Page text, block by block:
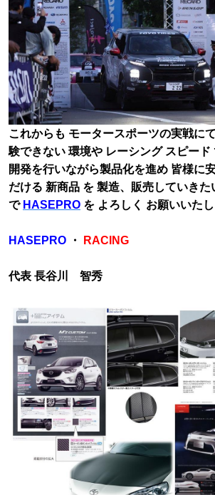
これからも モータースポーツの実戦に
験できない 環境や レーシング スピード
開発を行いながら製品化を進め 皆様に
だける 新商品 を 製造、販売していき
で HASEPRO を よろしく お願いいたし
HASEPRO ・ RACING
代表 長谷川 智秀